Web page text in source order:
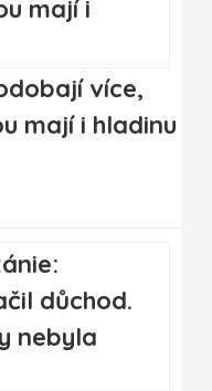
více,
mají i hladinu